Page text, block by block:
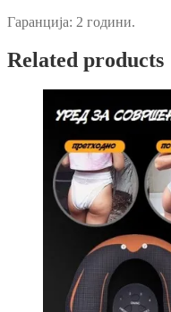
Гаранција: 2 години.
Related products